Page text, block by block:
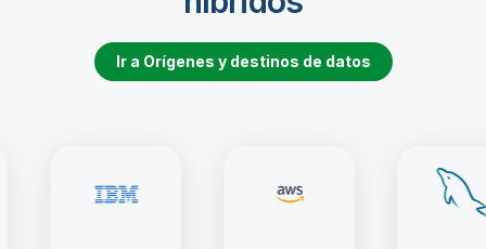
Ir a Orígenes y destinos de datos